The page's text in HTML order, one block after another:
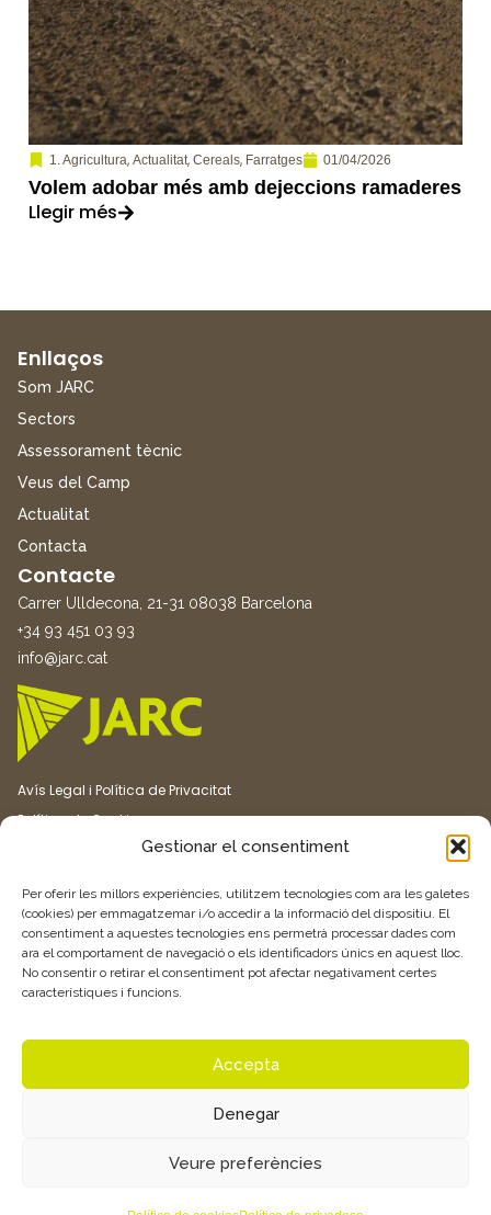
Gestionar el consentiment
Per oferir les millors experiències, utilitzem tecnologies com ara les galetes
(cookies) per emmagatzemar i/o accedir a la informació del dispositiu. El
consentiment a aquestes tecnologies ens permetrà processar dades com
ara el comportament de navegació o els identificadors únics en aquest lloc.
No consentir o retirar el consentiment pot afectar negativament certes
característiques i funcions.
Accepta
Denegar
Veure preferències
1. Agricultura, Actualitat, Cereals, Farratges 01/04/2026
Volem adobar més amb dejeccions ramaderes
Llegir més
Enllaços
Som JARC
Sectors
Assessorament tècnic
Veus del Camp
Actualitat
Contacta
Contacte
Carrer Ulldecona, 21-31 08038 Barcelona
+34 93 451 03 93
info@jarc.cat
Avís Legal i Política de Privacitat
Política de Cookies
Vull rebre més informació
JARC. Tots els drets reservats.